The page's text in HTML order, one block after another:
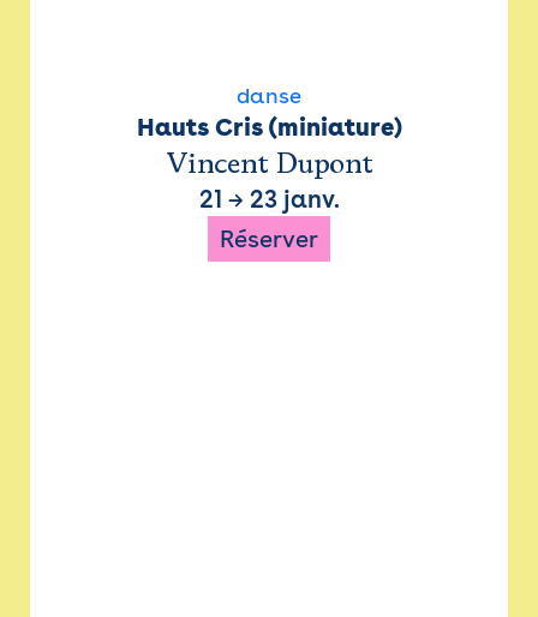
danse
Hauts Cris (miniature)
Vincent Dupont
21 → 23 janv.
Réserver